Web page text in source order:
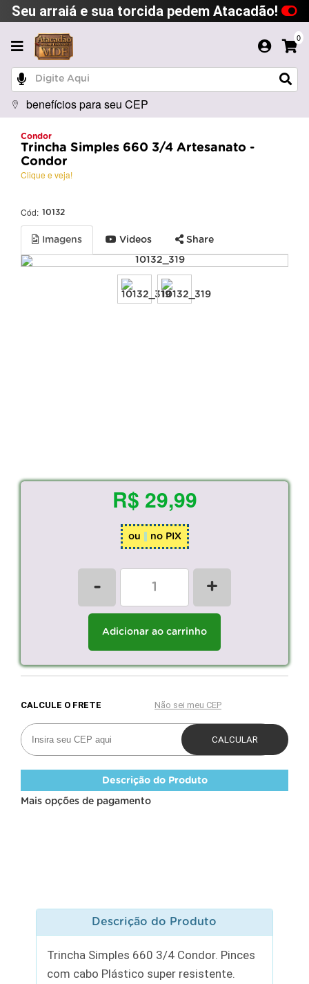
Seu arraiá e sua torcida pedem Atacadão!
0
benefícios para seu CEP
Condor
Trincha Simples 660 3/4 Artesanato -
Condor
Clique e veja!
Cód: 10132
Imagens Videos Share
R$ 29,99
ou no PIX
- +
Adicionar ao carrinho
Descrição do Produto
Mais opções de pagamento
Descrição do Produto
Trincha Simples 660 3/4 Condor. Pinces
com cabo Plástico super resistente.